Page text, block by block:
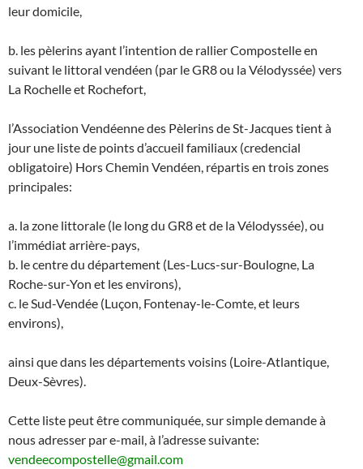
leur domicile,
b. les pèlerins ayant l’intention de rallier Compostelle en
suivant le littoral vendéen (par le GR8 ou la Vélodyssée) vers
La Rochelle et Rochefort,
l’Association Vendéenne des Pèlerins de St-Jacques tient à
jour une liste de points d’accueil familiaux (credencial
obligatoire) Hors Chemin Vendéen, répartis en trois zones
principales:
a. la zone littorale (le long du GR8 et de la Vélodyssée), ou
l’immédiat arrière-pays,
b. le centre du département (Les-Lucs-sur-Boulogne, La
Roche-sur-Yon et les environs),
c. le Sud-Vendée (Luçon, Fontenay-le-Comte, et leurs
environs),
ainsi que dans les départements voisins (Loire-Atlantique,
Deux-Sèvres).
Cette liste peut être communiquée, sur simple demande à
nous adresser par e-mail, à l’adresse suivante:
vendeecompostelle@gmail.com